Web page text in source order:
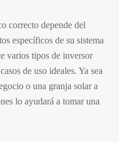
correcto depende del
específicos de su sistema
varios tipos de inversor
de uso ideales. Ya sea
o una granja solar a
lo ayudará a tomar una